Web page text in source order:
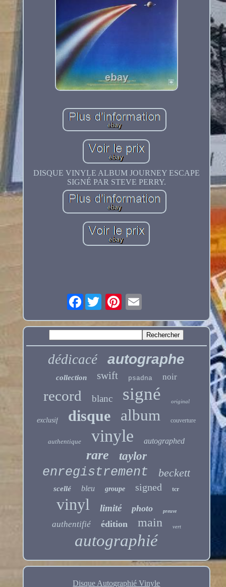
DISQUE VINYLE ALBUM JOURNEY ESCAPE
SIGNÉ PAR STEVE PERRY.
Facebook
dédicacé autographe
collection swift psadna noir
record blanc signé original
exclusif disque album couverture
authentique vinyle autographed
rare taylor
enregistrement beckett
scellé bleu groupe signed tcr
vinyl limité photo preuve
authentifié édition main vert
autographié
Disque Autographié Vinyle